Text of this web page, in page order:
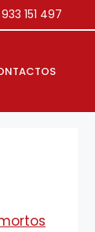
151 497